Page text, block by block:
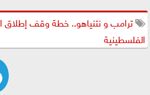
ترامب و نتنياهو.. خطة وقف إطلاق
الفلسطينية